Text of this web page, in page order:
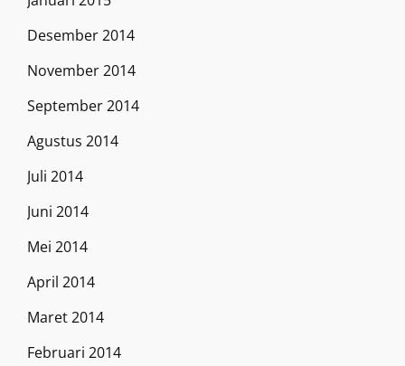
Desember 2014
November 2014
September 2014
Agustus 2014
Juli 2014
Juni 2014
Mei 2014
April 2014
Maret 2014
Februari 2014